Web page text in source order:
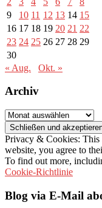
9
10 11 12 13 14 15
16 17 18 19 20 21 22
23 24 25 26 27 28 29
30
« Aug.
Okt. »
Archiv
Archiv
Privacy & Cookies: This
website, you agree to
To find out more,
Cookie-Richtlinie
Blog via E-Mail